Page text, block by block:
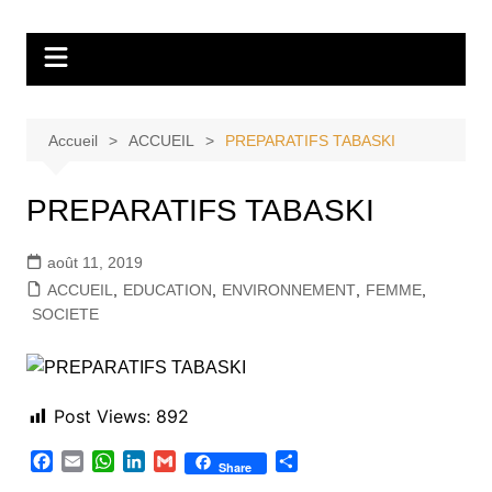
contenu
Tvdescollines
Accueil ACCUEIL PREPARATIFS TABASKI
PREPARATIFS TABASKI
août 11, 2019
ACCUEIL
EDUCATION ENVIRONNEMENT, FEMME,
SOCIETE
Post Views: 892
W
G
Share